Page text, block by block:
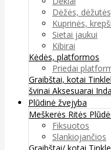
Dėžės,
Kuprinės,
Sietai jaukui
Kibirai
Kėdės, platformos
Priedai
Graibštai, kotai
švinai Aksesuarai
Plūdinė žvejyba
Meškerės Ritės
Fiksuotos
Slankiojančios
Graibštai/ kotai